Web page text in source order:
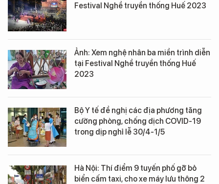
Festival Nghề truyền thống Huế 2023
Ảnh: Xem nghệ nhân ba miền trình diễn
tại Festival Nghề truyền thống Huế
2023
Bộ Y tế đề nghị các địa phương tăng
cường phòng, chống dịch COVID-19
trong dịp nghỉ lễ 30/4-1/5
Hà Nội: Thí điểm 9 tuyến phố gỡ bỏ
biển cấm taxi, cho xe máy lưu thông 2